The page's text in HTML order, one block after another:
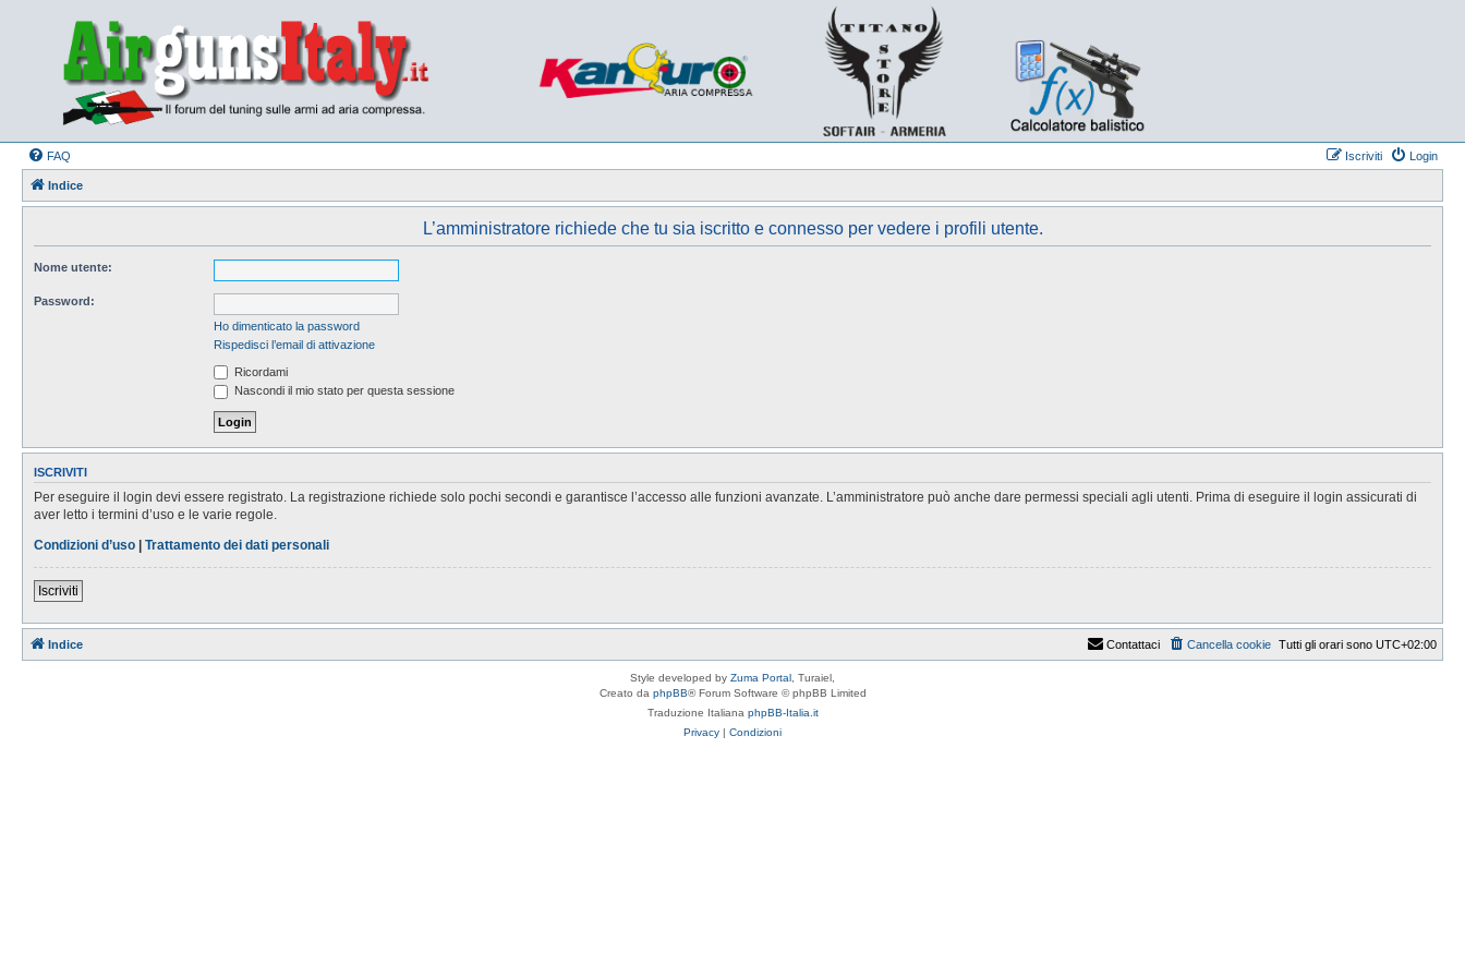
FAQ Login
Iscriviti
Indice
L’amministratore richiede che tu sia iscritto e connesso per vedere i profili utente.
Nome utente:
Password:
Ho dimenticato la password
Rispedisci l’email di attivazione
Ricordami
Nascondi il mio stato per questa sessione
ISCRIVITI
Per eseguire il login devi essere registrato. La registrazione richiede solo pochi secondi e garantisce l’accesso alle funzioni avanzate. L’amministratore può anche dare permessi speciali agli utenti. Prima di eseguire il login assicurati di
aver letto i termini d’uso e le varie regole.
Condizioni d’uso
Trattamento dei dati personali
Iscriviti
Indice Tutti gli orari sono UTC+02:00
Cancella cookie
Contattaci
Style developed by Zuma Portal , Turaiel,
Creato da phpBB® Forum Software © phpBB Limited
Traduzione Italiana phpBB-Italia.it
Privacy
Condizioni